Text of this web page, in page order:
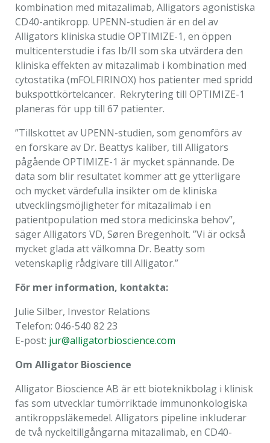
kombination med mitazalimab, Alligators agonistiska
CD40-antikropp. UPENN-studien är en del av
Alligators kliniska studie OPTIMIZE-1, en öppen
multicenterstudie i fas Ib/II som ska utvärdera den
kliniska effekten av mitazalimab i kombination med
cytostatika (mFOLFIRINOX) hos patienter med spridd
bukspottkörtelcancer. Rekrytering till OPTIMIZE-1
planeras för upp till 67 patienter.
”Tillskottet av UPENN-studien, som genomförs av
en forskare av Dr. Beattys kaliber, till Alligators
pågående OPTIMIZE-1 är mycket spännande. De
data som blir resultatet kommer att ge ytterligare
och mycket värdefulla insikter om de kliniska
utvecklingsmöjligheter för mitazalimab i en
patientpopulation med stora medicinska behov”,
säger Alligators VD, Søren Bregenholt. ”Vi är också
mycket glada att välkomna Dr. Beatty som
vetenskaplig rådgivare till Alligator.”
För mer information, kontakta:
Julie Silber, Investor Relations
Telefon: 046-540 82 23
E-post: jur@alligatorbioscience.com
Om Alligator Bioscience
Alligator Bioscience AB är ett bioteknikbolag i klinisk
fas som utvecklar tumörriktade immunonkologiska
antikroppsläkemedel. Alligators pipeline inkluderar
de två nyckeltillgångarna mitazalimab, en CD40-